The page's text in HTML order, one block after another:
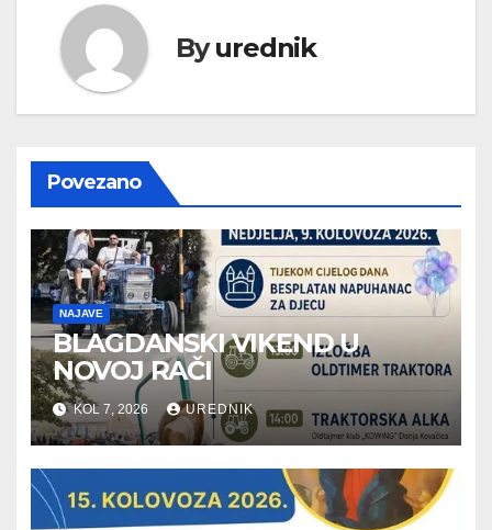
Byurednik
Povezano
NAJAVE
BLAGDANSKI VIKEND U
NOVOJ RAČI
KOL 7, 2026 UREDNIK